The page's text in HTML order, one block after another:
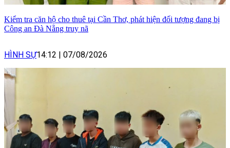
Kiểm tra căn hộ cho thuê tại Cần Thơ, phát hiện đối tượng đang bị
Công an Đà Nẵng truy nã
HÌNH SỰ14:12 | 07/08/2026